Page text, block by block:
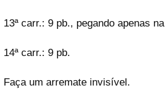
13ª carr.: 9 pb., pegando apenas
14ª carr.: 9 pb.
Faça um arremate invisível.